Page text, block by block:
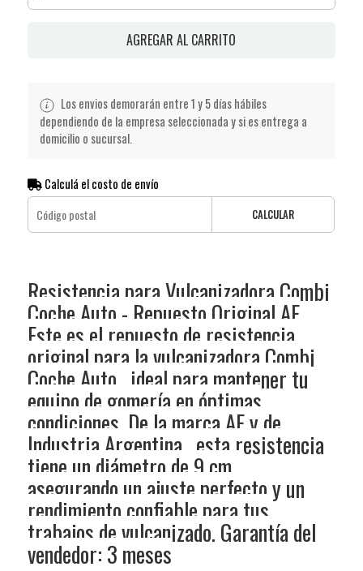
AGREGAR AL CARRITO
Los envios demorarán entre 1 y 5 días hábiles
dependiendo de la empresa seleccionada y si es entrega a
domicilio o sucursal.
Calculá el costo de envío
CALCULAR
Resistencia para Vulcanizadora Combi
Coche Auto - Repuesto Original AF
Este es el repuesto de resistencia
original para la vulcanizadora Combi
Coche Auto , ideal para mantener tu
equipo de gomería en óptimas
condiciones. De la marca AF y de
Industria Argentina , esta resistencia
tiene un diámetro de 9 cm ,
asegurando un ajuste perfecto y un
rendimiento confiable para tus
trabajos de vulcanizado. Garantía del
vendedor: 3 meses